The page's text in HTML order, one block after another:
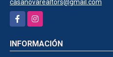
casanovarealtors@gmail.com
FacebookInstagram
INFORMACIÓN